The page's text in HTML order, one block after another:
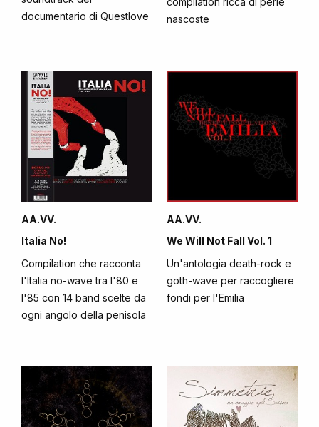
documentario di Questlove
nascoste
AA.VV.
Italia No!
Compilation che racconta
l'Italia no-wave tra l'80 e
l'85 con 14 band scelte da
ogni angolo della penisola
AA.VV.
We Will Not Fall Vol. 1
Un'antologia death-rock e
goth-wave per raccogliere
fondi per l'Emilia